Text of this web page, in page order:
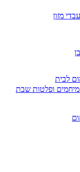
מזון
ופלטות שבת
לבית